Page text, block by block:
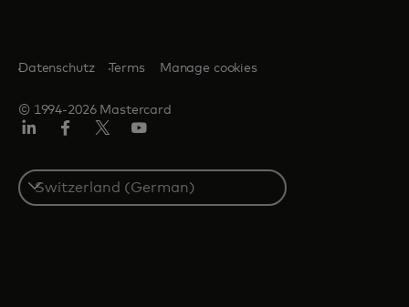
© 1994-2026 Mastercard
Datenschutz Terms Manage cookies
Select
a
country